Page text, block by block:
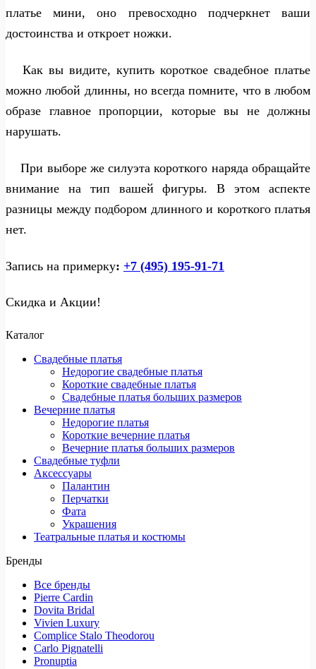
платье мини, оно превосходно подчеркнет ваши
достоинства и откроет ножки.
Как вы видите, купить короткое свадебное платье
можно любой длинны, но всегда помните, что в любом
образе главное пропорции, которые вы не должны
нарушать.
При выборе же силуэта короткого наряда обращайте
внимание на тип вашей фигуры. В этом аспекте
разницы между подбором длинного и короткого платья
нет.
Запись на примерку: +7 (495) 195-91-71
Скидка и Акции!
Каталог
Свадебные платья
Недорогие свадебные платья
Короткие свадебные платья
Свадебные платья больших размеров
Вечерние платья
Недорогие платья
Короткие вечерние платья
Вечерние платья больших размеров
Свадебные туфли
Аксессуары
Палантин
Перчатки
Фата
Украшения
Театральные платья и костюмы
Бренды
Все бренды
Pierre Cardin
Dovita Bridal
Vivien Luxury
Complice Stalo Theodorou
Carlo Pignatelli
Pronuptia